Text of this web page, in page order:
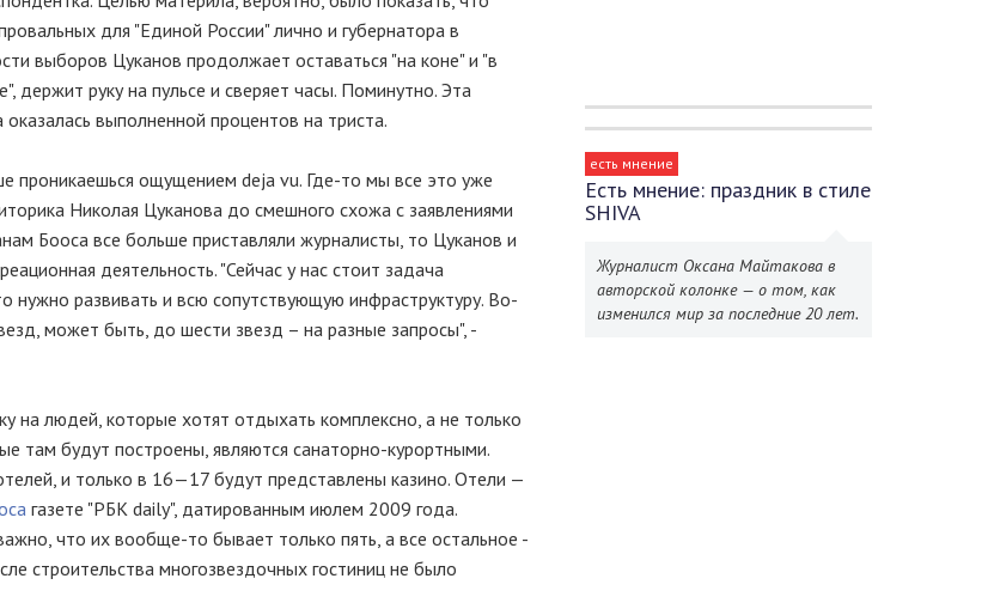
для "Единой России" лично и губернатора в
выборов Цуканов продолжает оставаться "на коне" и "в
держит руку на пульсе и сверяет часы. Поминутно. Эта
оказалась выполненной процентов на триста.
проникаешься ощущением deja vu. Где-то мы все это уже
Николая Цуканова до смешного схожа с заявлениями
Бооса все больше приставляли журналисты, то Цуканов и
деятельность. "Сейчас у нас стоит задача
нужно развивать и всю сопутствующую инфраструктуру. Во-
может быть, до шести звезд – на разные запросы", -
людей, которые хотят отдыхать комплексно, а не только
там будут построены, являются санаторно-курортными.
и только в 16—17 будут представлены казино. Отели —
газете "РБК daily", датированным июлем 2009 года.
что их вообще-то бывает только пять, а все остальное -
строительства многозвездочных гостиниц не было
есть мнение
Есть мнение: праздник в стиле
SHIVA
Журналист Оксана Майтакова в
авторской колонке — о том, как
изменился мир за последние 20 лет.